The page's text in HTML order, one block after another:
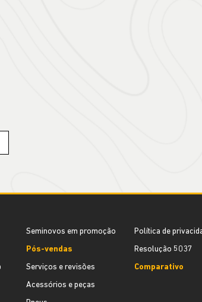
Seminovos em promoção
Pós-vendas
Serviços e revisões
Acessórios e peças
Política de
Resolução 5037
Comparativo